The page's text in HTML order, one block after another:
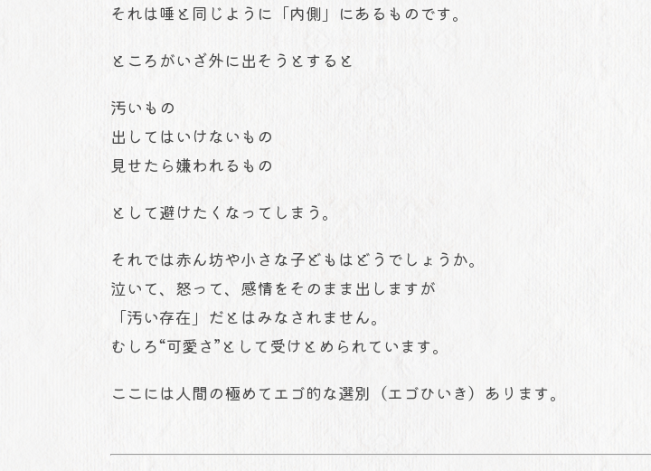
それは唾と同じように「内側」にあるものです。
ところがいざ外に出そうとすると
汚いもの
出してはいけないもの
見せたら嫌われるもの
として避けたくなってしまう。
それでは赤ん坊や小さな子どもはどうでしょうか。
泣いて、怒って、感情をそのまま出しますが
「汚い存在」だとはみなされません。
むしろ“可愛さ”として受けとめられています。
ここには人間の極めてエゴ的な選別（エゴひいき）あります。